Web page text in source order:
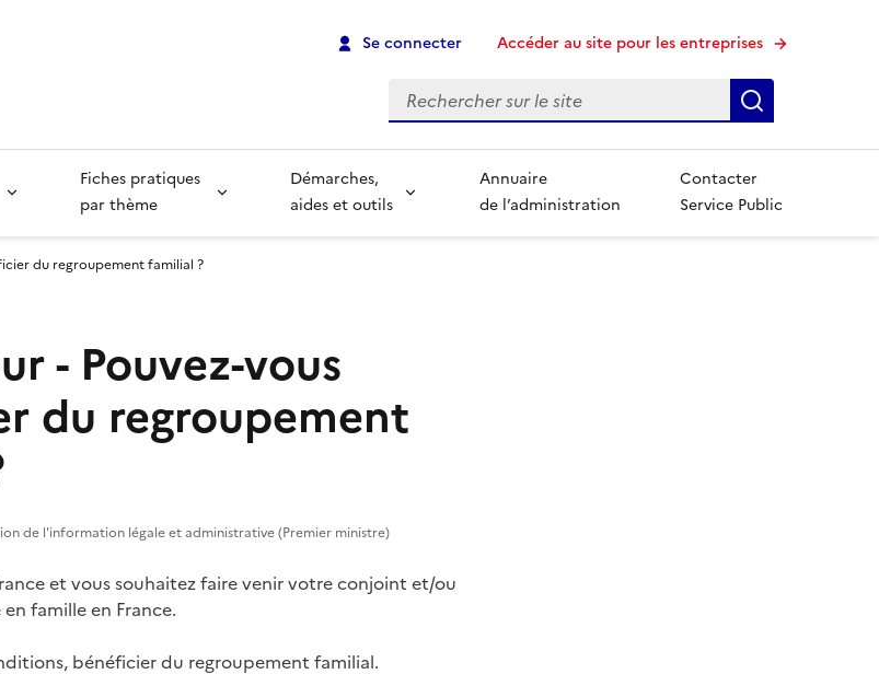
Se connecter Accéder au site pour les entreprises
Recherche
Fiches pratiques
par thème
Démarches,
aides et outils
Annuaire
de l’administration
Contacter
Service Public
du regroupement familial ?
- Pouvez-vous
du regroupement
de l'information légale et administrative (Premier ministre)
et vous souhaitez faire venir votre conjoint et/ou
famille en France.
bénéficier du regroupement familial.